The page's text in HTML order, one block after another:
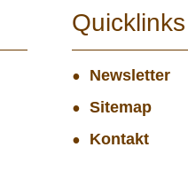
Quicklinks
Newsletter
Sitemap
Kontakt